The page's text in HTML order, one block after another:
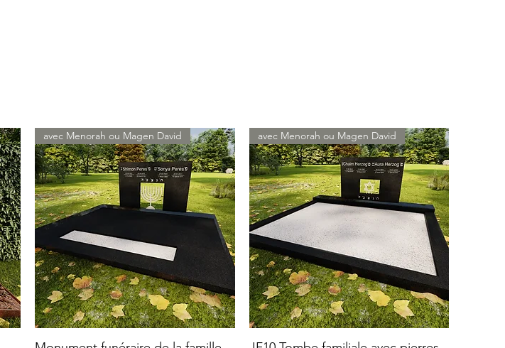
avec Menorah ou Magen David avec Menorah ou Magen David